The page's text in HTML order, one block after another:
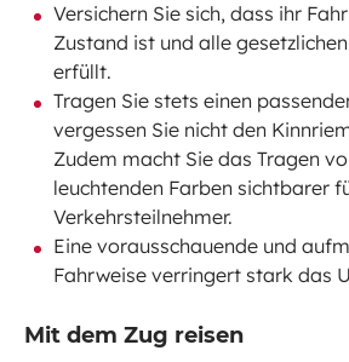
Versichern Sie sich, dass ihr
Zustand ist und alle
erfüllt.
Tragen Sie stets einen
vergessen Sie nicht den
Zudem macht Sie das Tragen
leuchtenden Farben sichtbarer
Verkehrsteilnehmer.
Eine vorausschauende und
Fahrweise verringert stark das
Mit dem Zug reisen